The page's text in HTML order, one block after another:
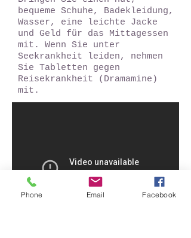
bequeme Schuhe, Badekleidung,
Wasser, eine leichte Jacke
und Geld für das Mittagessen
mit. Wenn Sie unter
Seekrankheit leiden, nehmen
Sie Tabletten gegen
Reisekrankheit (Dramamine)
mit.
Phone Email Facebook